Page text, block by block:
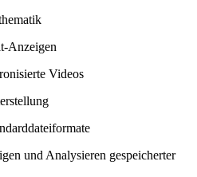
Anzeigen
Videos
und Analysieren gespeicherter